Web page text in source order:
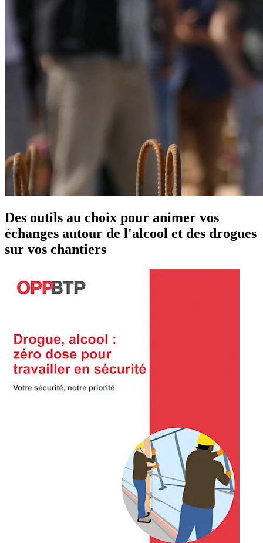
Des outils au choix pour animer vos
échanges autour de l'alcool et des drogues
sur vos chantiers